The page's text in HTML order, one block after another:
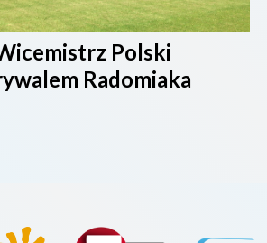
Polski
Radomiaka